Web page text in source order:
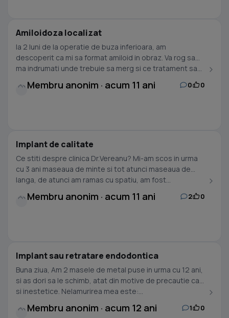
Amiloidoza localizat
la 2 luni de la operatie de buza inferioara, am
descoperit ca mi sa format amiloid in obraz. Va rog sa
ma indrumati unde trebuie sa merg si ce tratament sa...
Membru anonim · acum 11 ani 0 0
Implant de calitate
Ce stiti despre clinica Dr.Vereanu? Mi-am scos in urma
cu 3 ani maseaua de minte si tot atunci maseaua de
langa, de atunci am ramas cu spatiu, am fost...
Membru anonim · acum 11 ani 2 0
Implant sau retratare endodontica
Buna ziua, Am 2 masele de metal puse in urma cu 12 ani,
si as dori sa le schimb, atat din motive de precautie cat
si inestetice. Nelamurirea mea este:...
Membru anonim · acum 12 ani 1 0